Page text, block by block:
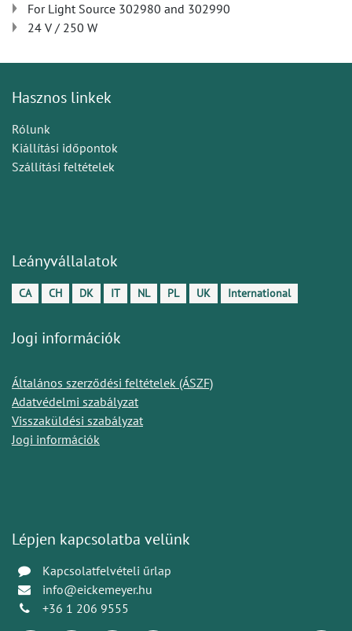
For Light Source 302980 and 302990
24 V / 250 W
Hasznos linkek
Rólunk
Kiállítási időpontok
Szállítási feltételek
Leányvállalatok
CA CH DK IT NL PL UK International
Jogi információk
Általános szerződési feltételek (ÁSZF)
Adatvédelmi szabályzat
Visszaküldési szabályzat
Jogi információk
Lépjen kapcsolatba velünk
Kapcsolatfelvételi űrlap
info@eickemeyer.hu
+36 1 206 9555